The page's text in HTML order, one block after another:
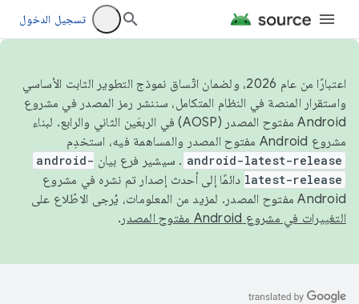
تسجيل الدخول
اعتبارًا من عام 2026، ولضمان اتّساق نموذج التطوير الثابت الأساسي
واستقرار المنصة في النظام المتكامل، سننشر رمز المصدر في مشروع
Android مفتوح المصدر (AOSP) في الربعَين الثاني والرابع. لبناء
مشروع Android مفتوح المصدر والمساهمة فيه، استخدِم
android-latest-release . سيشير فرع بيان android-
latest-release دائمًا إلى أحدث إصدار تم نشره في مشروع
Android مفتوح المصدر. لمزيد من المعلومات، يُرجى الاطّلاع على
التغييرات في مشروع Android مفتوح المصدر
.